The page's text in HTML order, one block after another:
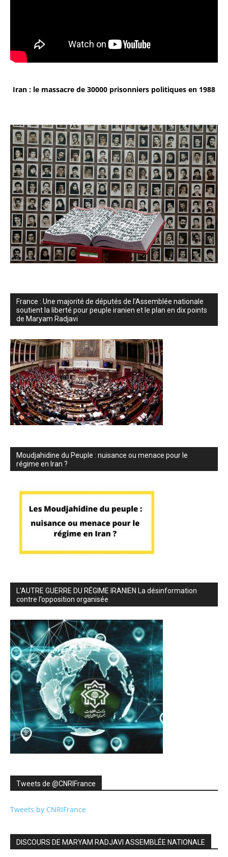
Iran : le massacre de 30000 prisonniers politiques en 1988
France : Une majorité de députés de l’Assemblée nationale
soutient la liberté pour peuple iranien et le plan en dix points
de Maryam Radjavi
Moudjahidine du Peuple : nuisance ou menace pour le
régime en Iran ?
L’AUTRE GUERRE DU RÉGIME IRANIEN La désinformation
contre l’opposition organisée
Tweets de ‎@CNRIFrance
Tweets by CNRIFrance
DISCOURS DE MARYAM RADJAVI ASSEMBLÉE NATIONALE